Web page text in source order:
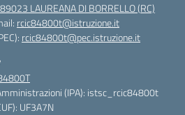
LAUREANA DI BORRELLO (RC)
rcic84800t@istruzione.it
rcic84800t@pec.istruzione.it
(IPA): istsc_rcic84800t
UF3A7N